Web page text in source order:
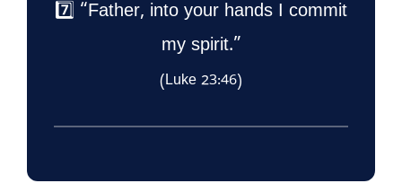
7️⃣ “Father, into your hands I commit
my spirit.”
(Luke 23:46)